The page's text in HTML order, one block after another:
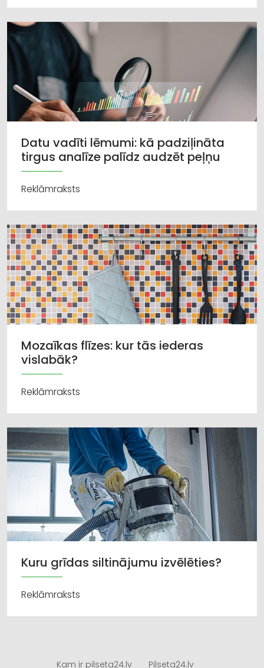
Datu vadīti lēmumi: kā padziļināta
tirgus analīze palīdz audzēt peļņu
Reklāmraksts
Mozaīkas flīzes: kur tās iederas
vislabāk?
Reklāmraksts
Kuru grīdas siltinājumu izvēlēties?
Reklāmraksts
Kam ir pilseta24.lv Pilseta24.lv